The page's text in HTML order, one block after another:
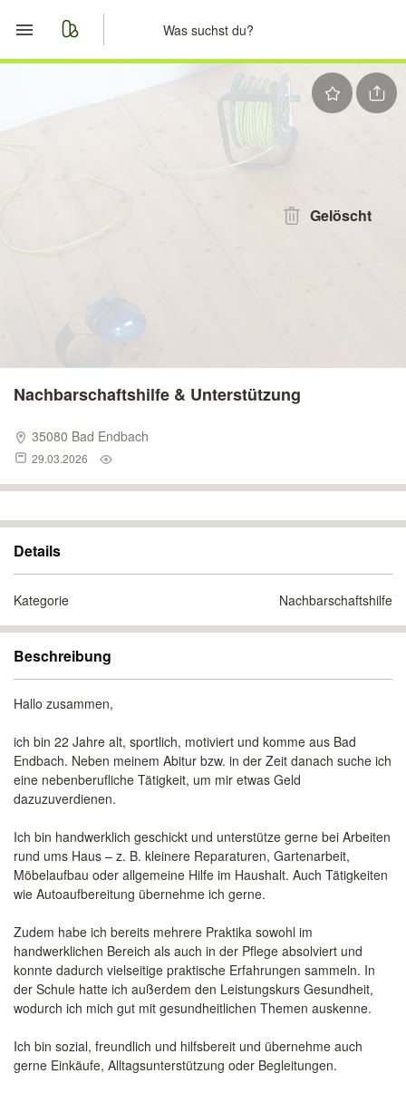
Gelöscht
Nachbarschaftshilfe & Unterstützung
35080 Bad Endbach
29.03.2026
Details
Kategorie Nachbarschaftshilfe
Beschreibung
Hallo zusammen,
ich bin 22 Jahre alt, sportlich, motiviert und komme aus Bad
Endbach. Neben meinem Abitur bzw. in der Zeit danach suche ich
eine nebenberufliche Tätigkeit, um mir etwas Geld
dazuzuverdienen.
Ich bin handwerklich geschickt und unterstütze gerne bei Arbeiten
rund ums Haus – z. B. kleinere Reparaturen, Gartenarbeit,
Möbelaufbau oder allgemeine Hilfe im Haushalt. Auch Tätigkeiten
wie Autoaufbereitung übernehme ich gerne.
Zudem habe ich bereits mehrere Praktika sowohl im
handwerklichen Bereich als auch in der Pflege absolviert und
konnte dadurch vielseitige praktische Erfahrungen sammeln. In
der Schule hatte ich außerdem den Leistungskurs Gesundheit,
wodurch ich mich gut mit gesundheitlichen Themen auskenne.
Ich bin sozial, freundlich und hilfsbereit und übernehme auch
gerne Einkäufe, Alltagsunterstützung oder Begleitungen.